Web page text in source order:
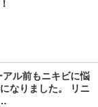
ル前もニキビに悩
なりました。 リニ